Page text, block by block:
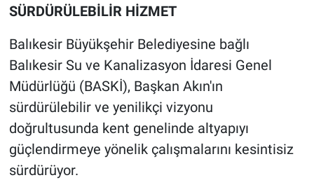
SÜRDÜRÜLEBİLİR HİZMET
Balıkesir Büyükşehir Belediyesine bağlı
Balıkesir Su ve Kanalizasyon İdaresi Genel
Müdürlüğü (BASKİ), Başkan Akın'ın
sürdürülebilir ve yenilikçi vizyonu
doğrultusunda kent genelinde altyapıyı
güçlendirmeye yönelik çalışmalarını kesintisiz
sürdürüyor.